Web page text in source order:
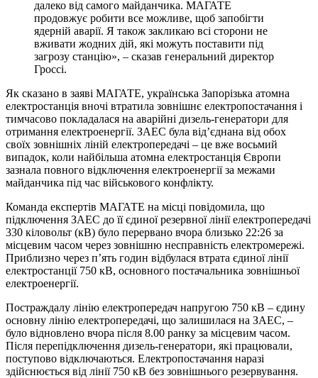
далеко від самого майданчика. МАГАТЕ
продовжує робити все можливе, щоб запобігти
ядерній аварії. Я також закликаю всі сторони не
вживати жодних дій, які можуть поставити під
загрозу станцію», – сказав генеральний директор
Гроссі.
Як сказано в заяві МАГАТЕ, українська Запорізька атомна
електростанція вночі втратила зовнішнє електропостачання і
тимчасово покладалася на аварійні дизель-генератори для
отримання електроенергії. ЗАЕС була від’єднана від обох
своїх зовнішніх ліній електропередачі – це вже восьмий
випадок, коли найбільша атомна електростанція Європи
зазнала повного відключення електроенергії за межами
майданчика під час військового конфлікту.
Команда експертів МАГАТЕ на місці повідомила, що
підключення ЗАЕС до її єдиної резервної лінії електропередачі
330 кіловольт (кВ) було перервано вчора близько 22:26 за
місцевим часом через зовнішню несправність електромережі.
Приблизно через п’ять годин відбулася втрата єдиної лінії
електростанції 750 кВ, основного постачальника зовнішньої
електроенергії.
Постраждалу лінію електропередач напругою 750 кВ – єдину
основну лінію електропередачі, що залишилася на ЗАЕС, –
було відновлено вчора після 8.00 ранку за місцевим часом.
Після перепідключення дизель-генератори, які працювали,
поступово відключаються. Електропостачання наразі
здійснюється від лінії 750 кВ без зовнішнього резервування.